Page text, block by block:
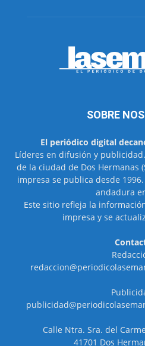
SOBRE
El periódico digital
Líderes en difusión y
de la ciudad de Dos Hermanas
impresa se publica desde
andadura
Este sitio refleja la
impresa y se
Calle Ntra. Sra. del
41701 Dos